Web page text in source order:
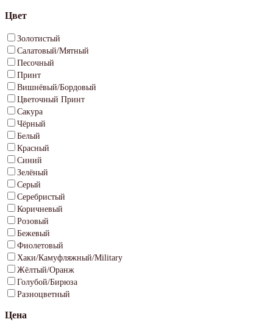
Цвет
Золотистый
Салатовый/Мятный
Песочный
Принт
Вишнёвый/Бордовый
Цветочный Принт
Сакура
Чёрный
Белый
Красный
Синий
Зелёный
Серый
Серебристый
Коричневый
Розовый
Бежевый
Фиолетовый
Хаки/Камуфляжный/Military
Жёлтый/Оранж
Голубой/Бирюза
Разноцветный
Цена